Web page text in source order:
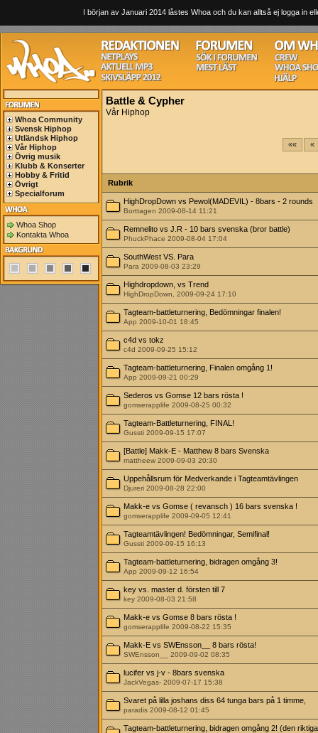
I början av Januari 2014 låstes Whoa och du kan alltså ej logga in
Whoa Community
Svensk Hiphop
Utländsk Hiphop
Vår Hiphop
Övrig musik
Klubb & Konserter
Hobby & Fritid
Övrigt
Specialforum
Whoa Shop
Kontakta Whoa
Battle & Cypher
Vår Hiphop
«« «
Rubrik
HighDropDown vs Pewol(MADEVIL) - 8bars - 2 rounds
Borttagen 2009-08-14 11:21
Remnelito vs J.R - 10 bars svenska (bror battle)
PhuckPhace 2009-08-04 17:04
SouthWest VS. Para
Para 2009-08-03 23:29
Highdropdown, vs Trend
HighDropDown, 2009-09-24 17:10
Tagteam-battleturnering, Bedömningar finalen!
App 2009-10-01 18:45
c4d vs tokz
c4d 2009-09-25 15:12
Tagteam-battleturnering, Finalen omgång 1!
App 2009-09-21 00:29
Sederos vs Gomse 12 bars rösta !
gomserapplife 2009-08-25 00:32
Tagteam-Battleturnering, FINAL!
Gussti 2009-09-15 17:07
[Battle] Makk-E - Matthew 8 bars Svenska
mattheew 2009-09-03 20:30
Uppehållsrum för Medverkande i Tagteamtävlingen
Djureri 2009-08-28 22:00
Makk-e vs Gomse ( revansch ) 16 bars svenska !
gomserapplife 2009-09-05 12:41
Tagteamtävlingen! Bedömningar, Semifinal!
Gussti 2009-09-15 16:13
Tagteam-battleturnering, bidragen omgång 3!
App 2009-09-12 16:54
key vs. master d. försten till 7
key 2009-08-03 21:58
Makk-e vs Gomse 8 bars rösta !
gomserapplife 2009-08-22 15:35
Makk-E vs SWEnsson__ 8 bars rösta!
SWEnsson__ 2009-09-02 08:35
lucifer vs j-v - 8bars svenska
JackVegas- 2009-07-17 15:38
Svaret på lilla joshans diss 64 tunga bars på 1 timme,
paradis 2009-08-12 01:45
Tagteam-battleturnering, bidragen omgång 2! (den